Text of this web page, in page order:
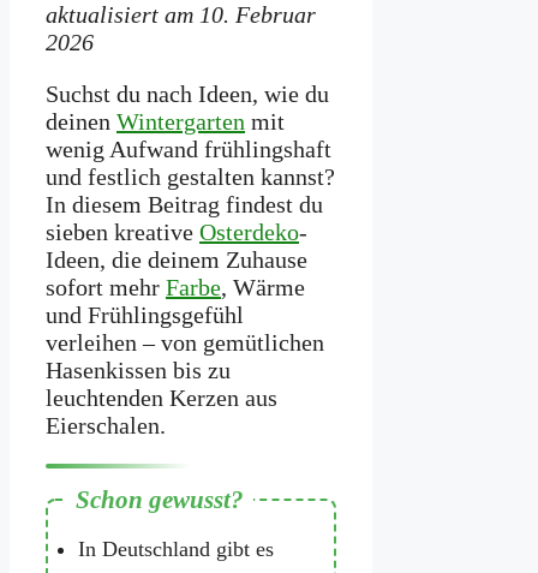
aktualisiert am 10. Februar
2026
Suchst du nach Ideen, wie du
deinen Wintergarten mit
wenig Aufwand frühlingshaft
und festlich gestalten kannst?
In diesem Beitrag findest du
sieben kreative Osterdeko-
Ideen, die deinem Zuhause
sofort mehr Farbe, Wärme
und Frühlingsgefühl
verleihen – von gemütlichen
Hasenkissen bis zu
leuchtenden Kerzen aus
Eierschalen.
In Deutschland gibt es